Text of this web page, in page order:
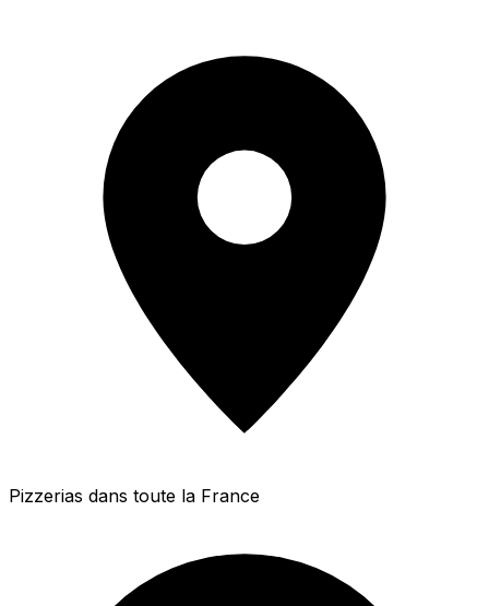
Pizzerias dans toute la France